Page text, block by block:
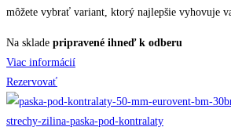
môžete vybrať variant, ktorý najlepšie vyhovuje
Na sklade pripravené ihneď k odberu
Viac informácií
Rezervovať